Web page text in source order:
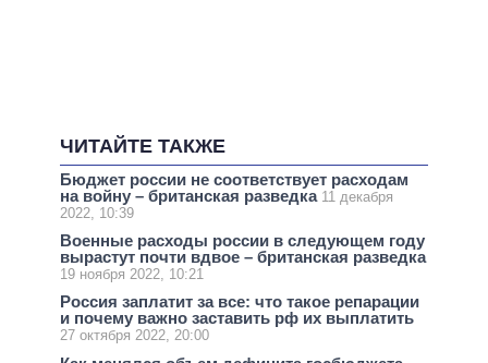
ЧИТАЙТЕ ТАКЖЕ
Бюджет россии не соответствует расходам
на войну – британская разведка 11 декабря
2022, 10:39
Военные расходы россии в следующем году
вырастут почти вдвое – британская разведка
19 ноября 2022, 10:21
Россия заплатит за все: что такое репарации
и почему важно заставить рф их выплатить
27 октября 2022, 20:00